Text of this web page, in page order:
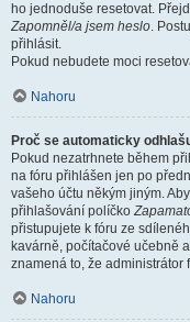
ho jednoduše resetovat.
Zapomněl/a jsem heslo.
přihlásit.
Pokud nebudete moci
Nahoru
Proč se automaticky
Pokud nezatrhnete během
na fóru přihlášen jen po
vašeho účtu někým jiným.
přihlašování políčko
přistupujete k fóru ze
kavárně, počítačové učebně
znamená to, že administrátor
Nahoru